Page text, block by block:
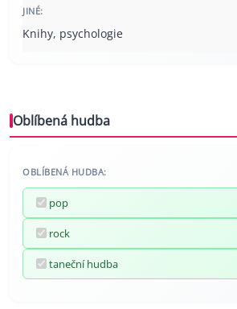
JINÉ:
Knihy, psychologie
Oblíbená hudba
OBLÍBENÁ HUDBA:
pop
rock
taneční hudba